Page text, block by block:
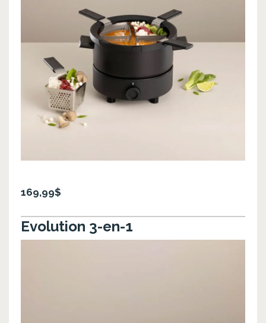
169,99$
Evolution 3-en-1